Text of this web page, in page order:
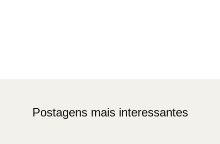
Postagens mais interessantes